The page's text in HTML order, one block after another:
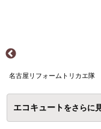
名古屋リフォームトリカエ隊
エコキュート を